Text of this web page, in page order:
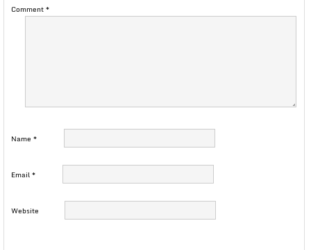
Comment*
Name *
Email*
Website